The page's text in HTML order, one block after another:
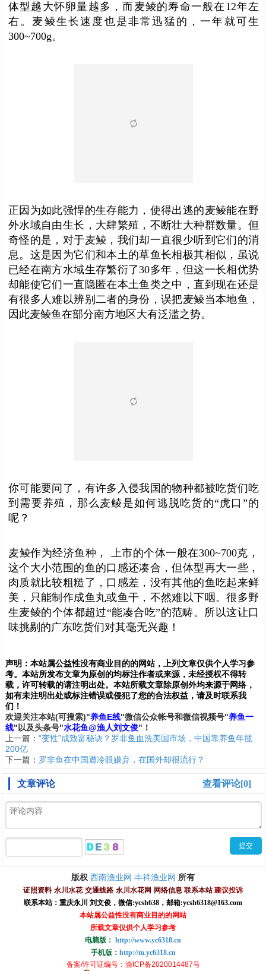
体型越大怀卵量越多，而麦鲮的寿命一般在12年左
右。麦鲮生长速度也是非常迅猛的，一年就可生
300~700g。
正因为如此强悍的生存能力，使得出逃的麦鲮能在野
外水域自由生长，大肆繁殖，不断壮大种群数量。但
奇怪的是，对于麦鲮，我们却一直很少听到它们的消
息。这是因为它们和本土的草鱼长相极其相似，虽说
已经在南方水域生存繁衍了30多年，但这一长相优势
却能使它们一直隐匿在本土鱼类之中，直到现在还是
有很多人难以辨别二者的身份，误把麦鲮当本地鱼，
因此麦鲮鱼在部分南方地区大有泛滥之势。
你可能要问了，有许多入侵我国的物种都被吃货们吃
到需要养殖，那么麦鲮是如何逃脱吃货的“虎口”的
呢？
麦鲮作为经济鱼种， 上市的个体一般在300~700克，
这个大小范围的鱼的口感还凑合，但体型再大一些，
肉质就比较粗糙了，口感差，没有其他的鱼吃起来鲜
美，只能制作成鱼丸或鱼干，不然难以下咽。很多野
生麦鲮的个体都超过“能凑合吃”的范畴。所以这让口
味挑剔的广东吃货们对其毫无兴趣！
声明： 本站属公益性没有商业目的的网站，上列文章仅供个人学习参
考。本站所发布文章为原创的均标注作者或来源，未经授权不得转
载，许可转载的请注明出处。本站所载文章除原创外均来源于网络，
如有未注明出处或标注错误或侵犯了您的合法权益，请及时联系我
们 ！
欢迎关注本站(可搜索)"养鱼E线"微信公众帐号和微信视频号"养鱼一
线" 以及头条号"水花鱼@渔人刘文俊"！
上一篇： “变性”成致富秘诀？罗非鱼血洗美国市场，中国靠养鱼年揽
200亿
下一篇： 罗非鱼在中国遭冷眼嫌弃，在国外却很流行？
查看评论[0]
文章评论
版权 西南渔业网 丰祥渔业网 所有
证照资料 永川水花 交通线路 永川水花网 网络信息 联系本站 建议投诉
联系本站：重庆永川 刘文俊， 微信:ycsh638 ， 邮箱:ycsh6318@163.com
本站属公益性没有商业目的的网站
所载文章仅供个人学习参考
电脑版： http://www.yc6318.cn
手机版： http://m.yc6318.cn
备案/许可证编号：渝ICP备2020014487号